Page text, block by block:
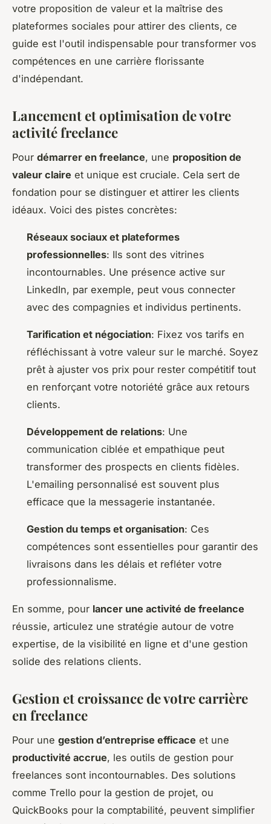
votre proposition de valeur et la maîtrise des
plateformes sociales pour attirer des clients, ce
guide est l'outil indispensable pour transformer vos
compétences en une carrière florissante
d'indépendant.
Lancement et optimisation de votre
activité freelance
Pour démarrer en freelance, une proposition de
valeur claire et unique est cruciale. Cela sert de
fondation pour se distinguer et attirer les clients
idéaux. Voici des pistes concrètes:
Réseaux sociaux et plateformes
professionnelles: Ils sont des vitrines
incontournables. Une présence active sur
LinkedIn, par exemple, peut vous connecter
avec des compagnies et individus pertinents.
Tarification et négociation: Fixez vos tarifs en
réfléchissant à votre valeur sur le marché. Soyez
prêt à ajuster vos prix pour rester compétitif tout
en renforçant votre notoriété grâce aux retours
clients.
Développement de relations: Une
communication ciblée et empathique peut
transformer des prospects en clients fidèles.
L'emailing personnalisé est souvent plus
efficace que la messagerie instantanée.
Gestion du temps et organisation: Ces
compétences sont essentielles pour garantir des
livraisons dans les délais et refléter votre
professionnalisme.
En somme, pour lancer une activité de freelance
réussie, articulez une stratégie autour de votre
expertise, de la visibilité en ligne et d'une gestion
solide des relations clients.
Gestion et croissance de votre carrière
en freelance
Pour une gestion d’entreprise efficace et une
productivité accrue, les outils de gestion pour
freelances sont incontournables. Des solutions
comme Trello pour la gestion de projet, ou
QuickBooks pour la comptabilité, peuvent simplifier